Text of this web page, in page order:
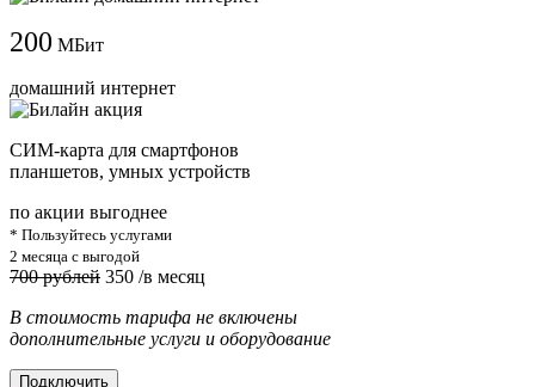
200 МБит
домашний интернет
СИМ-карта для смартфонов
планшетов, умных устройств
по акции выгоднее
* Пользуйтесь услугами
2 месяца с выгодой
700 рублей 350 /в месяц
В стоимость тарифа не включены
дополнительные услуги и оборудование
Подключить